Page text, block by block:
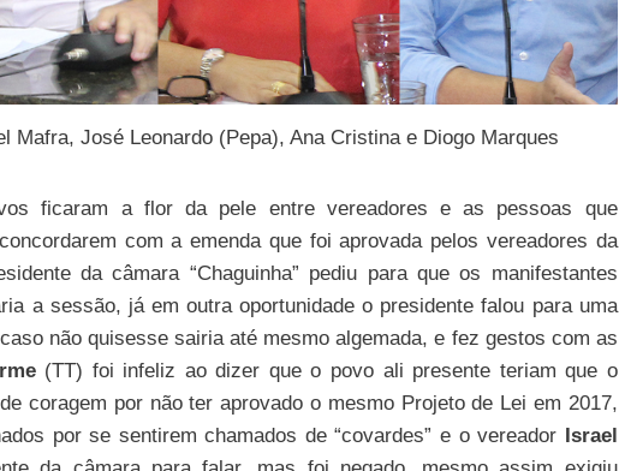
Mafra, José Leonardo (Pepa), Ana Cristina e Diogo Marques
ficaram a flor da pele entre vereadores e as pessoas que
com a emenda que foi aprovada pelos vereadores da
da câmara “Chaguinha” pediu para que os manifestantes
a sessão, já em outra oportunidade o presidente falou para uma
não quisesse sairia até mesmo algemada, e fez gestos com as
(TT) foi infeliz ao dizer que o povo ali presente teriam que o
coragem por não ter aprovado o mesmo Projeto de Lei em 2017,
por se sentirem chamados de “covardes” e o vereador Israel